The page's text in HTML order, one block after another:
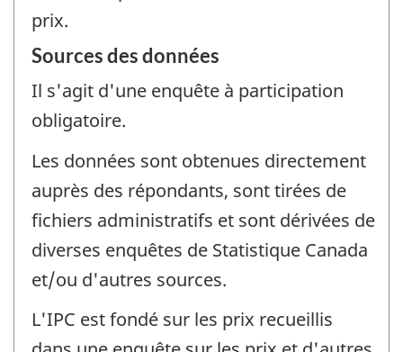
prix.
Sources des données
Il s'agit d'une enquête à participation
obligatoire.
Les données sont obtenues directement
auprès des répondants, sont tirées de
fichiers administratifs et sont dérivées de
diverses enquêtes de Statistique Canada
et/ou d'autres sources.
L'IPC est fondé sur les prix recueillis